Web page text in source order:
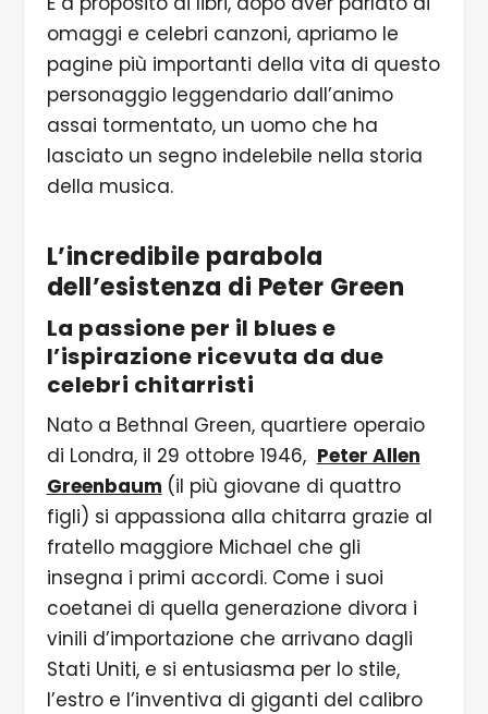
omaggi e celebri canzoni, apriamo le
pagine più importanti della vita di questo
personaggio leggendario dall’animo
assai tormentato, un uomo che ha
lasciato un segno indelebile nella storia
della musica.
L’incredibile parabola
dell’esistenza di Peter Green
La passione per il blues e
l’ispirazione ricevuta da due
celebri chitarristi
Nato a Bethnal Green, quartiere operaio
di Londra, il 29 ottobre 1946, Peter Allen
Greenbaum (il più giovane di quattro
figli) si appassiona alla chitarra grazie al
fratello maggiore Michael che gli
insegna i primi accordi. Come i suoi
coetanei di quella generazione divora i
vinili d’importazione che arrivano dagli
Stati Uniti, e si entusiasma per lo stile,
l’estro e l’inventiva di giganti del calibro